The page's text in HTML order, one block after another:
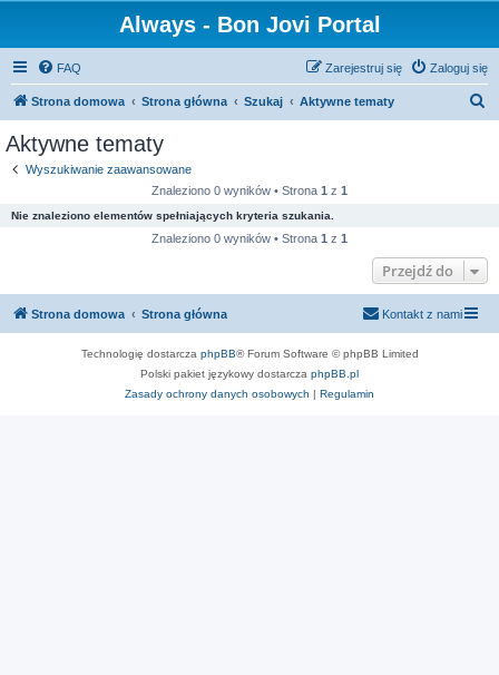
Always - Bon Jovi Portal
FAQ Zaloguj się
Zarejestruj się
Strona domowa Strona główna Szukaj Aktywne tematy
Aktywne tematy
Wyszukiwanie zaawansowane
Znaleziono 0 wyników • Strona 1 z 1
Nie znaleziono elementów spełniających kryteria szukania.
Znaleziono 0 wyników • Strona 1 z 1
Przejdź do
Strona domowa Strona główna Kontakt z nami
Technologię dostarcza phpBB® Forum Software © phpBB Limited
Polski pakiet językowy dostarcza phpBB.pl
Zasady ochrony danych osobowych | Regulamin